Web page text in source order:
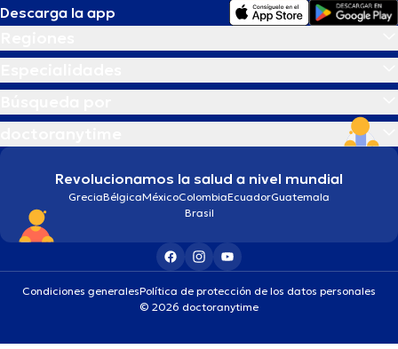
Descarga la app
Revolucionamos la salud a nivel mundial
GreciaBélgicaMéxicoColombiaEcuadorGuatemala
Brasil
Condiciones generalesPolítica de protección de los datos personales
© 2026 doctoranytime